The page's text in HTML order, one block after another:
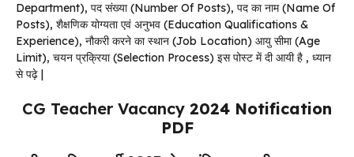
Department), पद संख्या (Number Of Posts), पद का नाम (Name Of
Posts), शैक्षणिक योग्यता एवं अनुभव (Education Qualifications &
Experience), नौकरी करने का स्थान (Job Location) आयु सीमा (Age
Limit), चयन प्रक्रिया (Selection Process) इस पोस्ट में दी आयी है , ध्यान
से पढ़े |
CG Teacher Vacancy 2024 Notification
PDF